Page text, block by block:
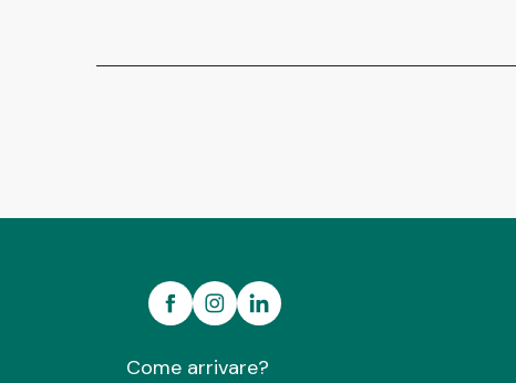
Come arrivare?